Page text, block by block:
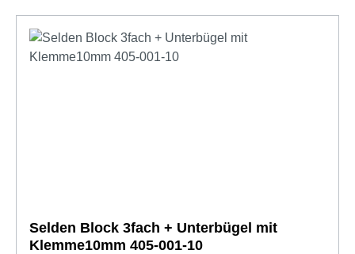
Selden Block 3fach + Unterbügel mit
Klemme10mm 405-001-10